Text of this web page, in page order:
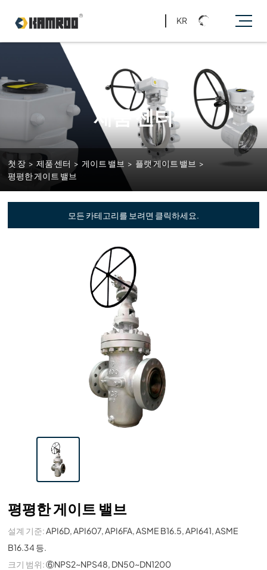
KR
제품 센터
첫 장 > 제품 센터 > 게이트 밸브 > 플랫 게이트 밸브 >
평평한 게이트 밸브
모든 카테고리를 보려면 클릭하세요.
평평한 게이트 밸브
설계 기준: API6D, API607, API6FA, ASME B16.5, API641, ASME
B16.34 등.
크기 범위:⑥NPS2~NPS48, DN50~DN1200